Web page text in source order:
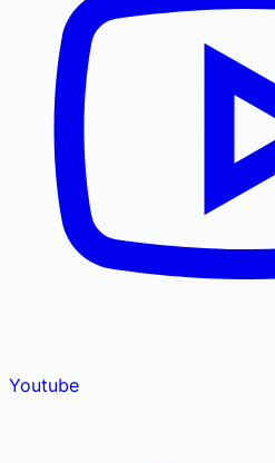
Youtube